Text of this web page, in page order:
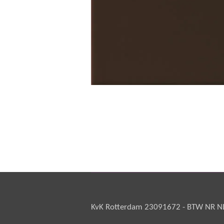
KvK Rotterdam 23091672 - BTW NR